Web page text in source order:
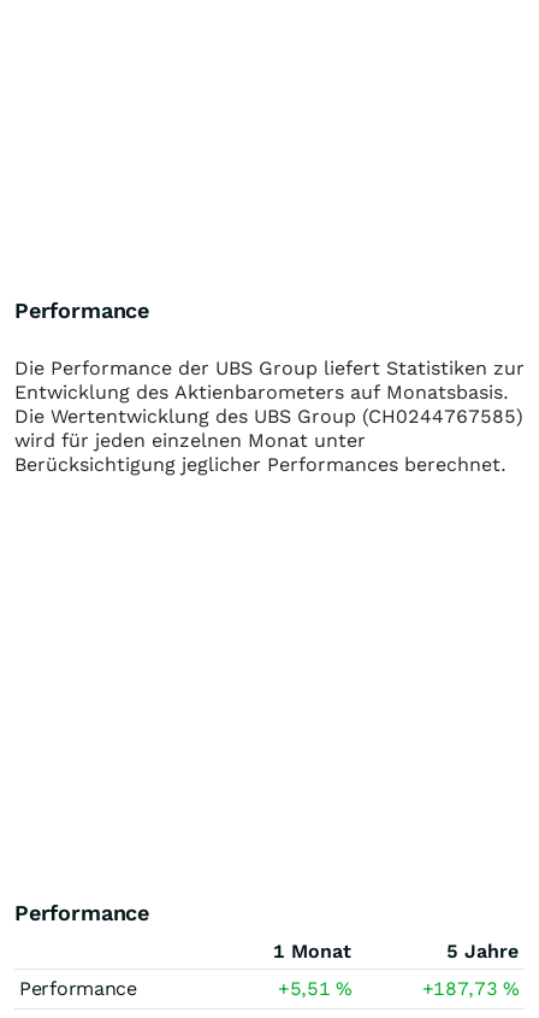
Performance
Die Performance der UBS Group liefert Statistiken zur
Entwicklung des Aktienbarometers auf Monatsbasis.
Die Wertentwicklung des UBS Group (CH0244767585)
wird für jeden einzelnen Monat unter
Berücksichtigung jeglicher Performances berechnet.
Performance
1 Monat
5 Jahre
Performance
+5,51% +187,73%